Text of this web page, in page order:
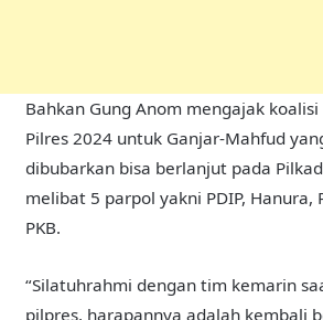
Bahkan Gung Anom mengajak
Pilres 2024 untuk Ganjar-Mahfud
dibubarkan bisa berlanjut pada
melibat 5 parpol yakni PDIP, Hanura,
PKB.
“Silatuhrahmi dengan tim kemarin
pilpres, harapannya adalah kembali